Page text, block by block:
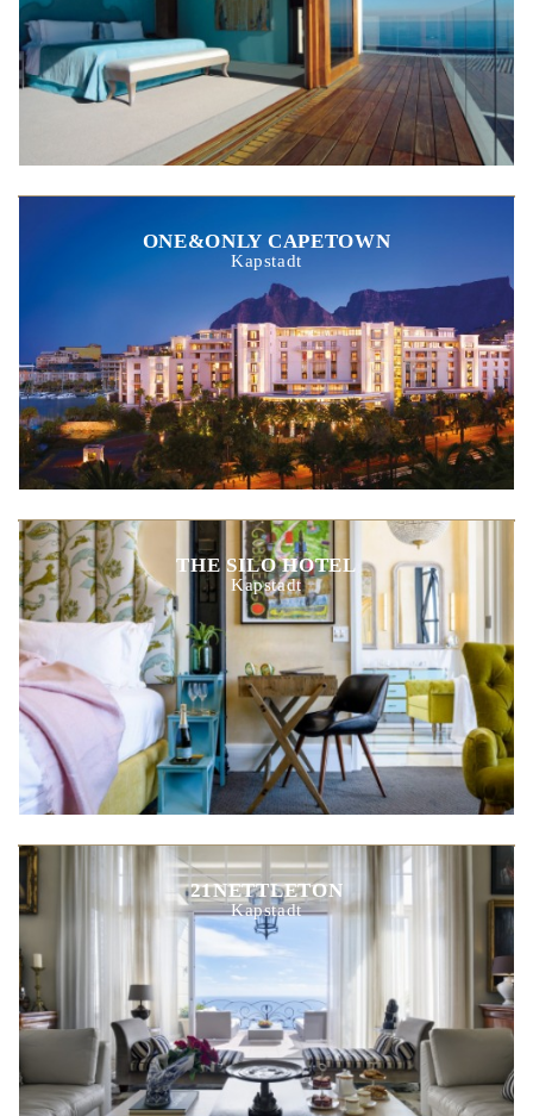
ONE&ONLY CAPETOWN
Kapstadt
THE SILO HOTEL
Kapstadt
21NETTLETON
Kapstadt